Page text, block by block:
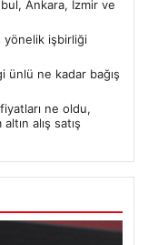
Ankara, İzmir ve
yönelik işbirliği
ünlü ne kadar bağış
ne oldu,
alış satış